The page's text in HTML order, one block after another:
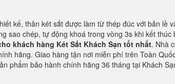
kế, thân két sắt được làm từ thép đúc với bản lề
sao chép, tự động khoá trong vòng 3s khi kết thúc
khách hàng Két Sắt Khách Sạn tốt nhất. Nhà
hãng. Giao hàng tận nơi miễn phí trên Toàn
phẩm bảo hành chính hãng 36 tháng tại Khách